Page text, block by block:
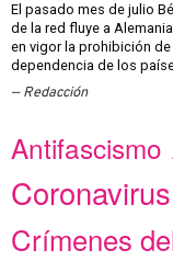
El pasado mes de julio
de la red fluye a
en vigor la prohibición
dependencia de los
Redacción
Antifascismo
Coronavirus
Crímenes